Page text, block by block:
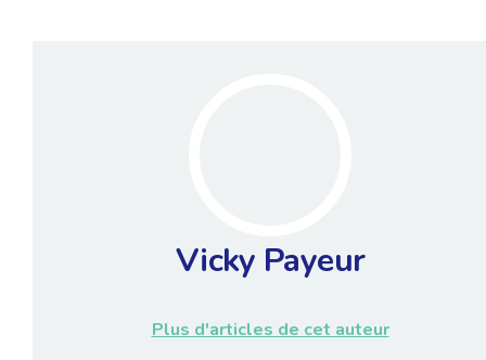
Vicky Payeur
Plus d'articles de cet auteur